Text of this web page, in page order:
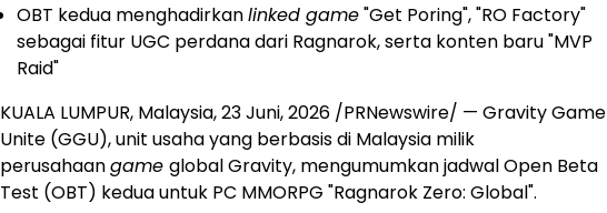
OBT kedua menghadirkanlinked game"Get Poring", "RO Factory"
sebagai fitur UGC perdana dari Ragnarok, serta konten baru "MVP
Raid"
KUALA LUMPUR, Malaysia,23 Juni, 2026 /PRNewswire/ — Gravity Game
Unite (GGU), unit usaha yang berbasis di Malaysia milik
perusahaangame global Gravity, mengumumkan jadwal Open Beta
Test (OBT) kedua untuk PC MMORPG "Ragnarok Zero: Global".